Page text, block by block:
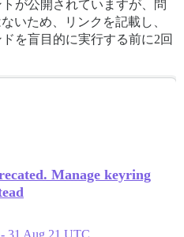
が公開されていますが、問
いため、リンクを記載し、
を盲目的に実行する前に2回
Manage keyring
31 Aug 21 UTC